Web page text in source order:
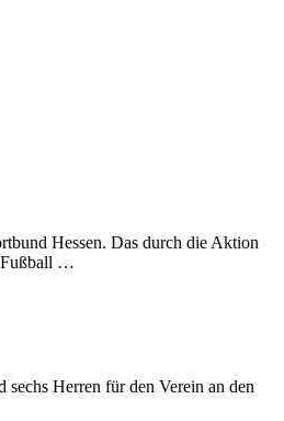
Herren für den Verein an den
Hessen. Das durch die Aktion
Fußball …